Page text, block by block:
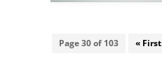
Page 30 of 103 « First